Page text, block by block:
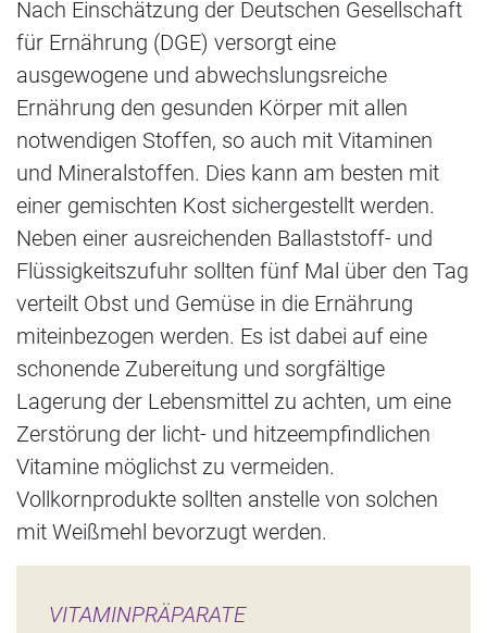
Nach Einschätzung der Deutschen Gesellschaft
für Ernährung (DGE) versorgt eine
ausgewogene und abwechslungsreiche
Ernährung den gesunden Körper mit allen
notwendigen Stoffen, so auch mit Vitaminen
und Mineralstoffen. Dies kann am besten mit
einer gemischten Kost sichergestellt werden.
Neben einer ausreichenden Ballaststoff- und
Flüssigkeitszufuhr sollten fünf Mal über den Tag
verteilt Obst und Gemüse in die Ernährung
miteinbezogen werden. Es ist dabei auf eine
schonende Zubereitung und sorgfältige
Lagerung der Lebensmittel zu achten, um eine
Zerstörung der licht- und hitzeempfindlichen
Vitamine möglichst zu vermeiden.
Vollkornprodukte sollten anstelle von solchen
mit Weißmehl bevorzugt werden.
VITAMINPRÄPARATE